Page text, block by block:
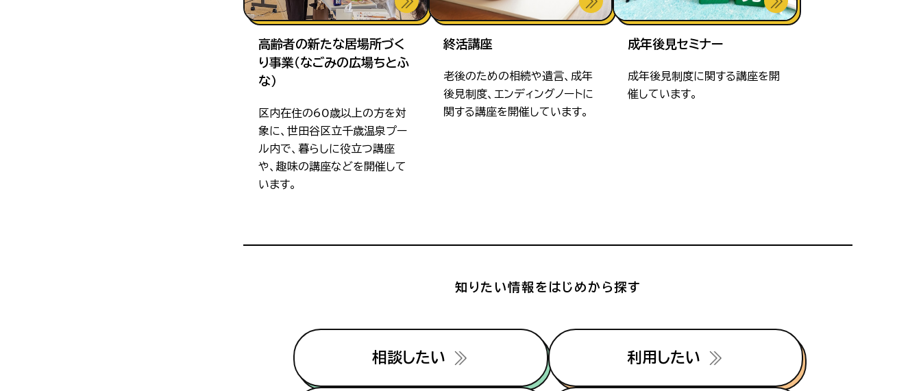
高齢者の新たな居場所づく
り事業（なごみの広場ちとふ
な）
区内在住の60歳以上の方を対
象に、世田谷区立千歳温泉プー
ル内で、暮らしに役立つ講座
や、趣味の講座などを開催して
います。
終活講座
老後のための相続や遺言、成年
後見制度、エンディングノートに
関する講座を開催しています。
成年後見セミナー
成年後見制度に関する講座を開
催しています。
知りたい情報をはじめから探す
相談したい 利用したい